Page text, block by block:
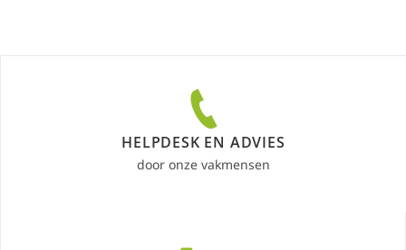
HELPDESK EN ADVIES
door onze vakmensen